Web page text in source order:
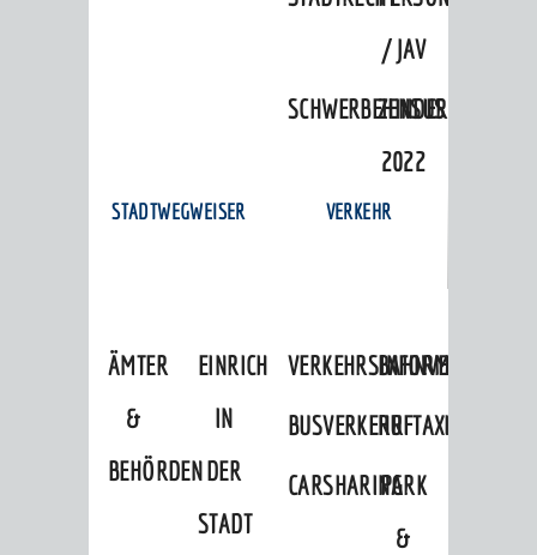
/ JAV
ZENSUS
2022
STADTWEGWEISER
ÄMTER
&
BEHÖRDEN
EINRICHTUNGEN
IN
DER
STADT
VERKEHR
VERKEHRSINFORMATIONEN
BAHNVERKEHR
BUSVERKEHRRUFTAXI
CARSHARINGPARK
&